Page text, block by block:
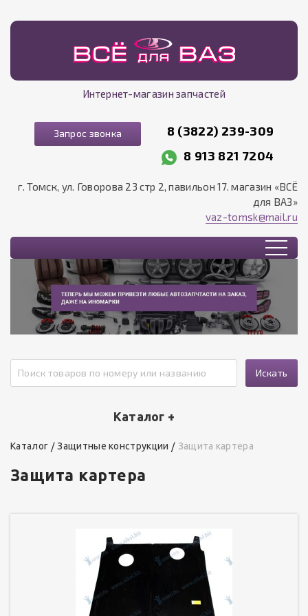
Интернет-магазин запчастей
Запрос звонка
8 (3822) 239-309
8 913 821 7204
г. Томск, ул. Говорова 23 стр 2, павильон 17. магазин «ВСЁ
для ВАЗ»
vaz-tomsk@mail.ru
Искать
Каталог +
Каталог Защитные конструкции Защита картера
Защита картера